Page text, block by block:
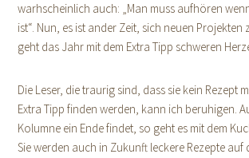
warhscheinlich auch: „Man muss aufhören
ist“. Nun, es ist ander Zeit, sich neuen Projekten
geht das Jahr mit dem Extra Tipp schweren
Die Leser, die traurig sind, dass sie kein Rezept
Extra Tipp finden werden, kann ich beruhigen.
Kolumne ein Ende findet, so geht es mit dem
Sie werden auch in Zukunft leckere Rezepte